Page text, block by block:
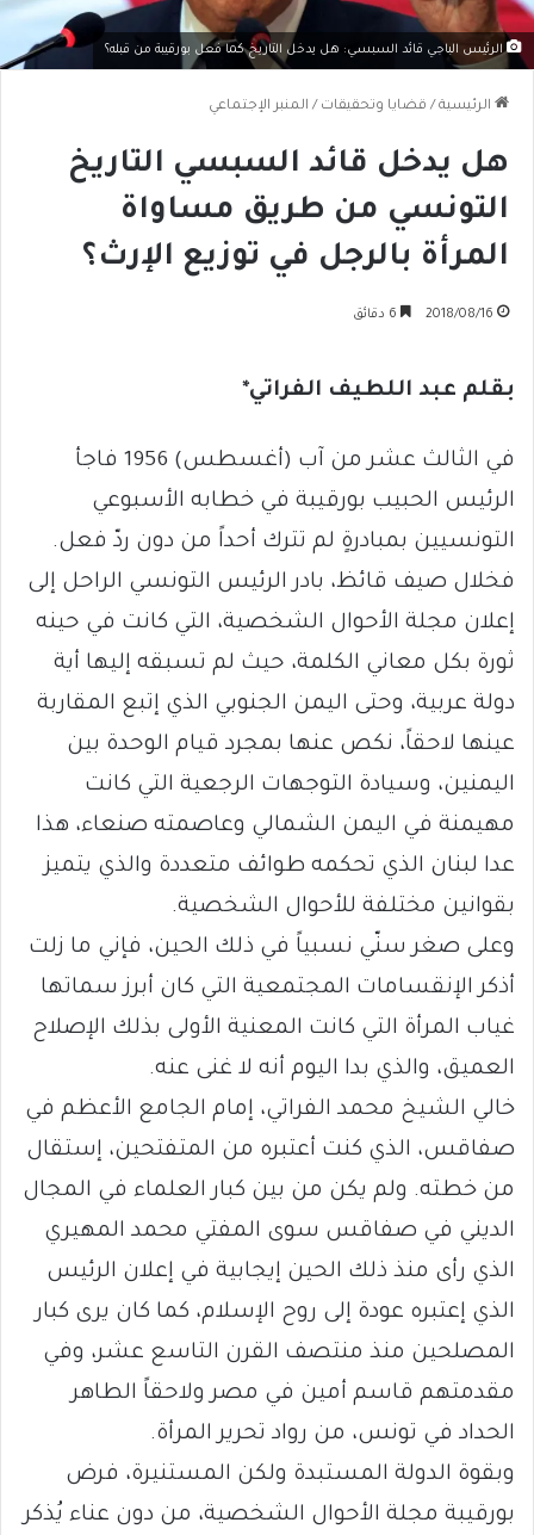
الرئيس الباجي قائد السبسي: هل يدخل التاريخ كما فعل بورقيبة من قبله؟
الرئيسية / قضايا وتحقيقات / المنبر الإجتماعي
هل يدخل قائد السبسي التاريخ
التونسي من طريق مساواة
المرأة بالرجل في توزيع الإرث؟
2018/08/16
بقلم عبد اللطيف الفراتي*
في الثالث عشر من آب (أغسطس) 1956 فاجأ
الرئيس الحبيب بورقيبة في خطابه الأسبوعي
التونسيين بمبادرةٍ لم تترك أحداً من دون ردّ فعل.
فخلال صيف قائظ، بادر الرئيس التونسي الراحل إلى
إعلان مجلة الأحوال الشخصية، التي كانت في حينه
ثورة بكل معاني الكلمة، حيث لم تسبقه إليها أية
دولة عربية، وحتى اليمن الجنوبي الذي إتبع المقاربة
عينها لاحقاً، نكص عنها بمجرد قيام الوحدة بين
اليمنين، وسيادة التوجهات الرجعية التي كانت
مهيمنة في اليمن الشمالي وعاصمته صنعاء، هذا
عدا لبنان الذي تحكمه طوائف متعددة والذي يتميز
بقوانين مختلفة للأحوال الشخصية.
وعلى صغر سنّي نسبياً في ذلك الحين، فإني ما زلت
أذكر الإنقسامات المجتمعية التي كان أبرز سماتها
غياب المرأة التي كانت المعنية الأولى بذلك الإصلاح
العميق، والذي بدا اليوم أنه لا غنى عنه.
خالي الشيخ محمد الفراتي، إمام الجامع الأعظم في
صفاقس، الذي كنت أعتبره من المتفتحين، إستقال
من خطته. ولم يكن من بين كبار العلماء في المجال
الديني في صفاقس سوى المفتي محمد المهيري
الذي رأى منذ ذلك الحين إيجابية في إعلان الرئيس
الذي إعتبره عودة إلى روح الإسلام، كما كان يرى كبار
المصلحين منذ منتصف القرن التاسع عشر، وفي
مقدمتهم قاسم أمين في مصر ولاحقاً الطاهر
الحداد في تونس، من رواد تحرير المرأة.
وبقوة الدولة المستبدة ولكن المستنيرة، فرض
بورقيبة مجلة الأحوال الشخصية، من دون عناء يُذكر